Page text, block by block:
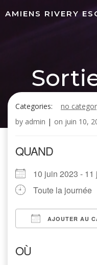
AMIENS RIVERY
Categories:
no
by admin | on juin 10,
QUAND
10 juin 2023 -
Toute la journée
AJOUTER AU
OÙ